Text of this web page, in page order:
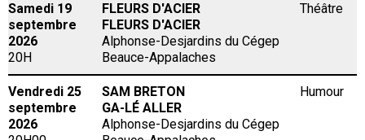
Samedi 19
septembre
2026
20H
FLEURS D'ACIER
FLEURS D'ACIER
Alphonse-Desjardins du Cégep
Beauce-Appalaches
Théâtre
Vendredi 25
septembre
2026
SAM BRETON
GA-LÉ ALLER
Alphonse-Desjardins du Cégep
Humour